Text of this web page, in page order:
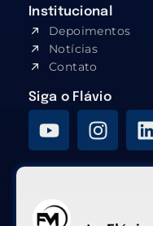
Institucional
Depoimentos
Notícias
Contato
Siga o Flávio